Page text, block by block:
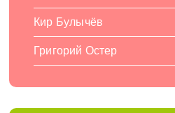
Кир Булычёв
Григорий Остер